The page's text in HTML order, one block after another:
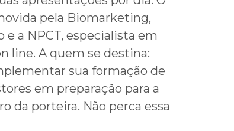
pela Biomarketing,
a NPCT, especialista em
line. A quem se destina:
sua formação de
em preparação para a
da porteira. Não perca essa